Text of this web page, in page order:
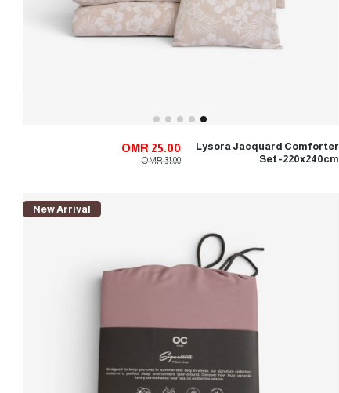
Lysora Jacquard Comforter
Set -220x240cm
OMR 25.00
OMR 31.00
New Arrival